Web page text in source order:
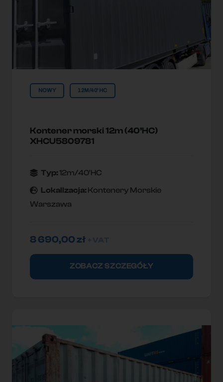
NOWY 12M/40'HC
Kontener morski 12m (40’HC)
XHCU5809781
Typ:12m/40'HC
Lokallzacja: Kontenery Morskie
Warszawa
8 690,00zł
ZOBACZ SZCZEGÓŁY